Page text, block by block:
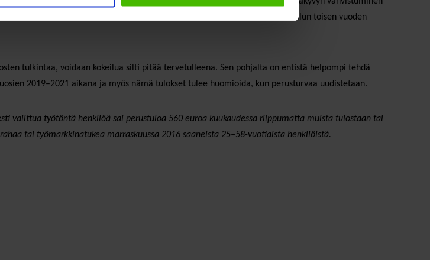
ihmisten luottamusta omiin työllistymismahdollisuuksiinsa. Siksi kokeilun toisen vuoden
tulkintaa, voidaan kokeilua silti pitää tervetulleena. Sen pohjalta on entistä helpompi tehdä
2019–2021 aikana ja myös nämä tulokset tulee huomioida, kun perusturvaa uudistetaan.
valittua työtöntä henkilöä sai perustuloa 560 euroa kuukaudessa riippumatta muista tulostaan tai
tai työmarkkinatukea marraskuussa 2016 saaneista 25–58-vuotiaista henkilöistä.